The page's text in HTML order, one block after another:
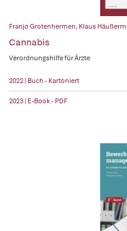
Franjo Grotenhermen, Klaus
Cannabis
Verordnungshilfe für Ärzte
2022 | Buch - Kartoniert
2023 | E-Book - PDF